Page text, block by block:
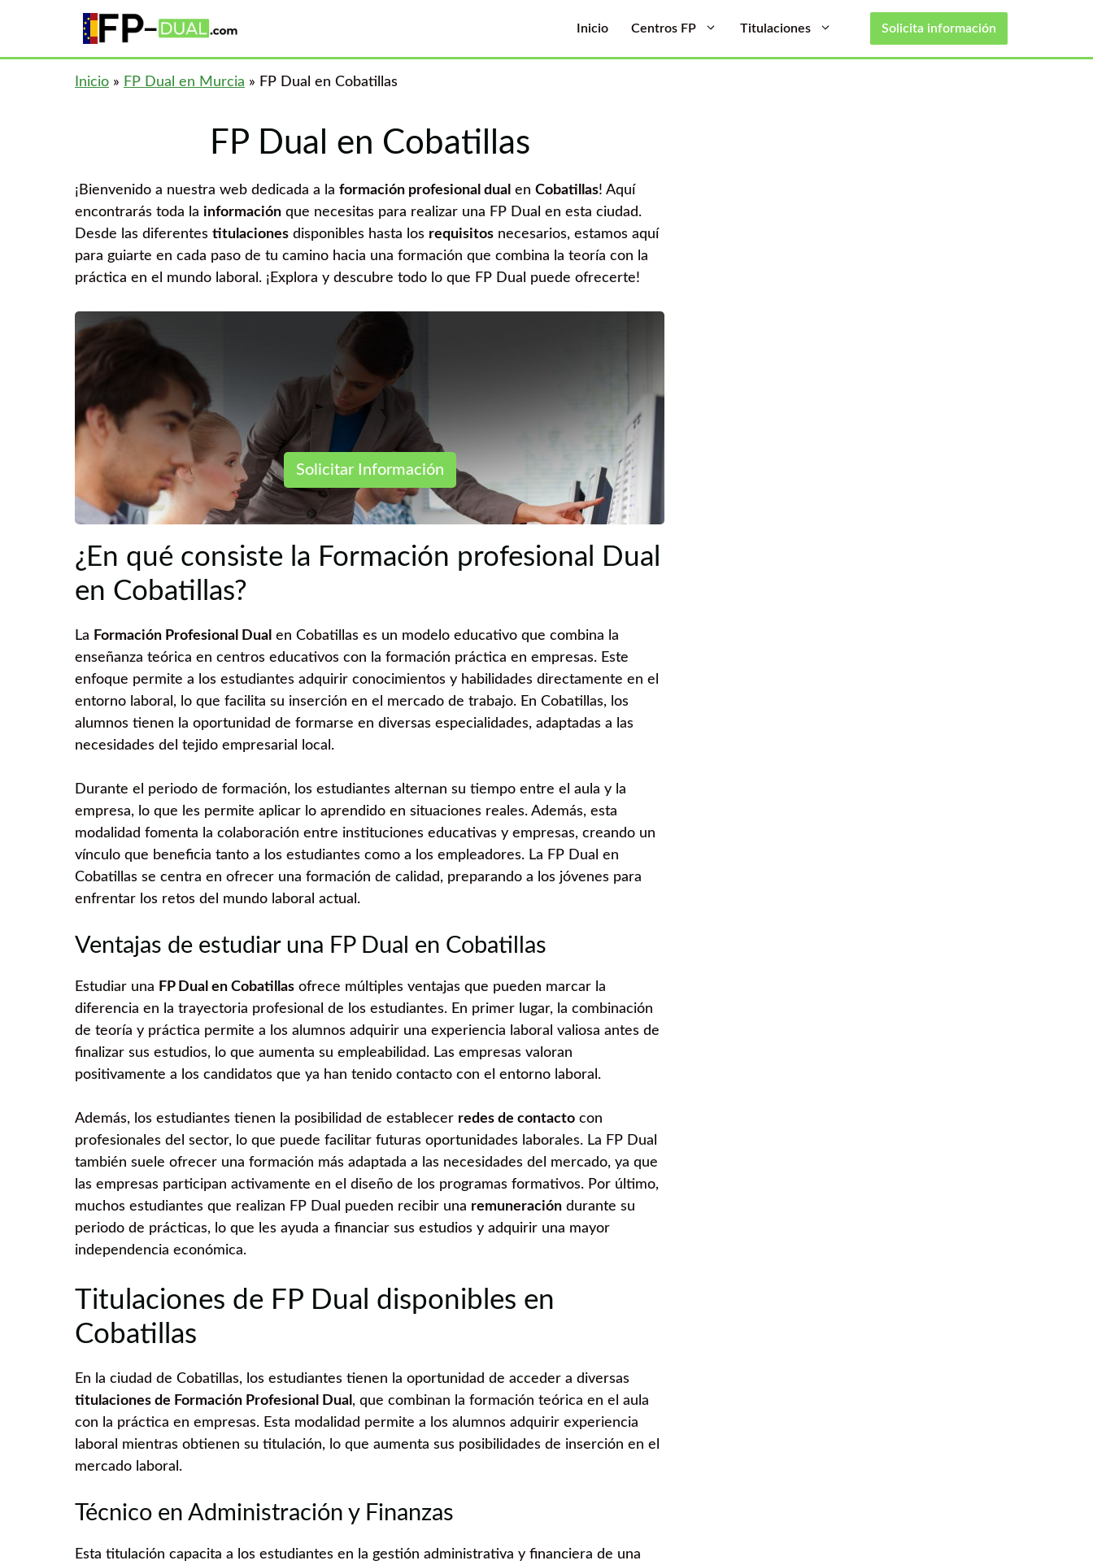
contenido
Inicio Centros FP Titulaciones Solicita información
Inicio » FP Dual en Murcia » FP Dual en Cobatillas
FP Dual en Cobatillas
¡Bienvenido a nuestra web dedicada a la formación profesional dual en Cobatillas! Aquí
encontrarás toda la información que necesitas para realizar una FP Dual en esta ciudad.
Desde las diferentes titulaciones disponibles hasta los requisitos necesarios, estamos aquí
para guiarte en cada paso de tu camino hacia una formación que combina la teoría con la
práctica en el mundo laboral. ¡Explora y descubre todo lo que FP Dual puede ofrecerte!
Solicitar Información
¿En qué consiste la Formación profesional Dual
en Cobatillas?
La Formación Profesional Dual en Cobatillas es un modelo educativo que combina la
enseñanza teórica en centros educativos con la formación práctica en empresas. Este
enfoque permite a los estudiantes adquirir conocimientos y habilidades directamente en el
entorno laboral, lo que facilita su inserción en el mercado de trabajo. En Cobatillas, los
alumnos tienen la oportunidad de formarse en diversas especialidades, adaptadas a las
necesidades del tejido empresarial local.
Durante el periodo de formación, los estudiantes alternan su tiempo entre el aula y la
empresa, lo que les permite aplicar lo aprendido en situaciones reales. Además, esta
modalidad fomenta la colaboración entre instituciones educativas y empresas, creando un
vínculo que beneficia tanto a los estudiantes como a los empleadores. La FP Dual en
Cobatillas se centra en ofrecer una formación de calidad, preparando a los jóvenes para
enfrentar los retos del mundo laboral actual.
Ventajas de estudiar una FP Dual en Cobatillas
Estudiar una FP Dual en Cobatillas ofrece múltiples ventajas que pueden marcar la
diferencia en la trayectoria profesional de los estudiantes. En primer lugar, la combinación
de teoría y práctica permite a los alumnos adquirir una experiencia laboral valiosa antes de
finalizar sus estudios, lo que aumenta su empleabilidad. Las empresas valoran
positivamente a los candidatos que ya han tenido contacto con el entorno laboral.
Además, los estudiantes tienen la posibilidad de establecer redes de contacto con
profesionales del sector, lo que puede facilitar futuras oportunidades laborales. La FP Dual
también suele ofrecer una formación más adaptada a las necesidades del mercado, ya que
las empresas participan activamente en el diseño de los programas formativos. Por último,
muchos estudiantes que realizan FP Dual pueden recibir una remuneración durante su
periodo de prácticas, lo que les ayuda a financiar sus estudios y adquirir una mayor
independencia económica.
Titulaciones de FP Dual disponibles en
Cobatillas
En la ciudad de Cobatillas, los estudiantes tienen la oportunidad de acceder a diversas
titulaciones de Formación Profesional Dual , que combinan la formación teórica en el aula
con la práctica en empresas. Esta modalidad permite a los alumnos adquirir experiencia
laboral mientras obtienen su titulación, lo que aumenta sus posibilidades de inserción en el
mercado laboral.
Técnico en Administración y Finanzas
Esta titulación capacita a los estudiantes en la gestión administrativa y financiera de una